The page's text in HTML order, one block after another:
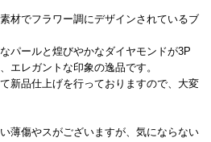
材でフラワー調にデザインされているブ
パールと煌びやかなダイヤモンドが3P
エレガントな印象の逸品です。
新品仕上げを行っておりますので、大変
薄傷やスがございますが、気にならない